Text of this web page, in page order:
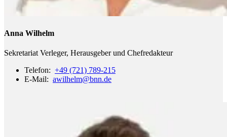
Anna Wilhelm
Sekretariat Verleger, Herausgeber und Chefredakteur
Telefon: +49 (721) 789-215
E-Mail: awilhelm@bnn.de